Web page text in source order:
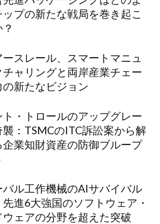
ップの新たな戦局を巻き起こ
ースレール、スマートマニュ
チャリングと両岸産業チェー
の新たなビジョン
ト・トロールのアップグレー
襲：TSMCのITC訴訟案から解
企業知財資産の防御ブループ
バル工作機械のAIサバイバル
進6大強国のソフトウェア・
ウェアの分野を超えた突破